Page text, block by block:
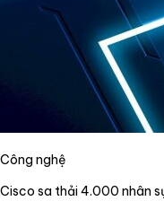
Công nghệ
Cisco sa thải 4.000 nhân